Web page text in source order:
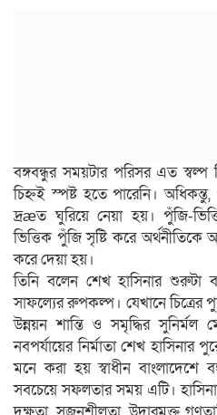
বঙ্গবন্ধুর সময়টার পরিসর এত
চিহ্নই স্পষ্ট হতে পারেনি।
দ্রæত ঘুরিয়ে নেয়া হয়। পুঁজি-
ভিত্তিক পুঁজি সৃষ্টি করে অর্থনীতিকে
করে দেয়া হয়।
তিনি বলেন শেখ হাসিনার শুরুটা
সাফল্যের রুপকল্প। যেখানে চিত্রের
উন্নয়ন শান্তি ও সমৃদ্ধির সুনির্মল
নবপর্যায়ের নির্মাতা শেখ
মনে করা হয় স্বাধীন বাংলাদেশে
সবচেয়ে সফলতার সময় এটি।